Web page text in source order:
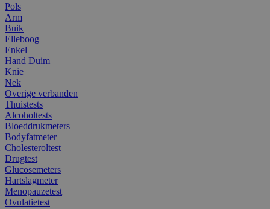
Pols
Arm
Buik
Elleboog
Enkel
Hand Duim
Knie
Nek
Overige verbanden
Thuistests
Alcoholtests
Bloeddrukmeters
Bodyfatmeter
Cholesteroltest
Drugtest
Glucosemeters
Hartslagmeter
Menopauzetest
Ovulatietest